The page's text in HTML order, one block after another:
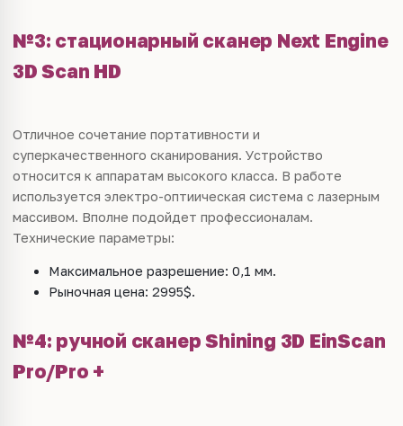
№3: стационарный сканер Next Engine
3D Scan HD
Отличное сочетание портативности и
суперкачественного сканирования. Устройство
относится к аппаратам высокого класса. В работе
используется электро-оптиическая система с лазерным
массивом. Вполне подойдет профессионалам.
Технические параметры:
Максимальное разрешение: 0,1 мм.
Рыночная цена: 2995$.
№4: ручной сканер Shining 3D EinScan
Pro/Pro +